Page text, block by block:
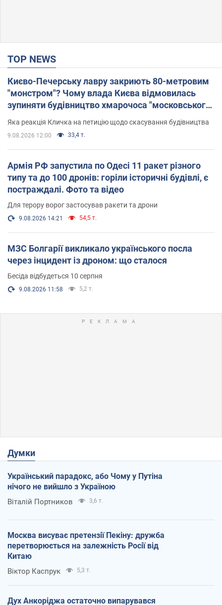
TOP NEWS
Києво-Печерську лавру закриють 80-метровим
"монстром"? Чому влада Києва відмовилась
зупиняти будівництво хмарочоса "московського
вірянина"
Яка реакція Кличка на петицію щодо скасування будівництва
9.08.2026 12:00 33,4 т.
Армія РФ запустила по Одесі 11 ракет різного
типу та до 100 дронів: горіли історичні будівлі, є
постраждалі. Фото та відео
Для терору ворог застосував ракети та дрони
9.08.2026 14:21 54,5 т.
МЗС Болгарії викликало українського посла
через інцидент із дроном: що сталося
Бесіда відбудеться 10 серпня
9.08.2026 11:58 5,2 т.
Думки
Український парадокс, або Чому у Путіна
нічого не вийшло з Україною
Віталій Портников 3,6 т.
Москва висуває претензії Пекіну: дружба
перетворюється на залежність Росії від
Китаю
Віктор Каспрук 5,3 т.
Дух Анкоріджа остаточно випарувався